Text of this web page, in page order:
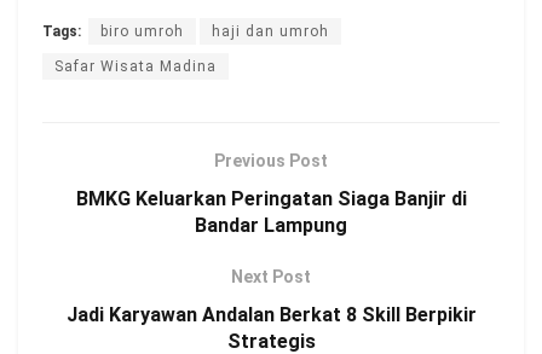
Tags: biro umroh haji dan umroh
Safar Wisata Madina
Previous Post
BMKG Keluarkan Peringatan Siaga Banjir di
Bandar Lampung
Next Post
Jadi Karyawan Andalan Berkat 8 Skill Berpikir
Strategis